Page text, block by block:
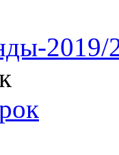
2019/